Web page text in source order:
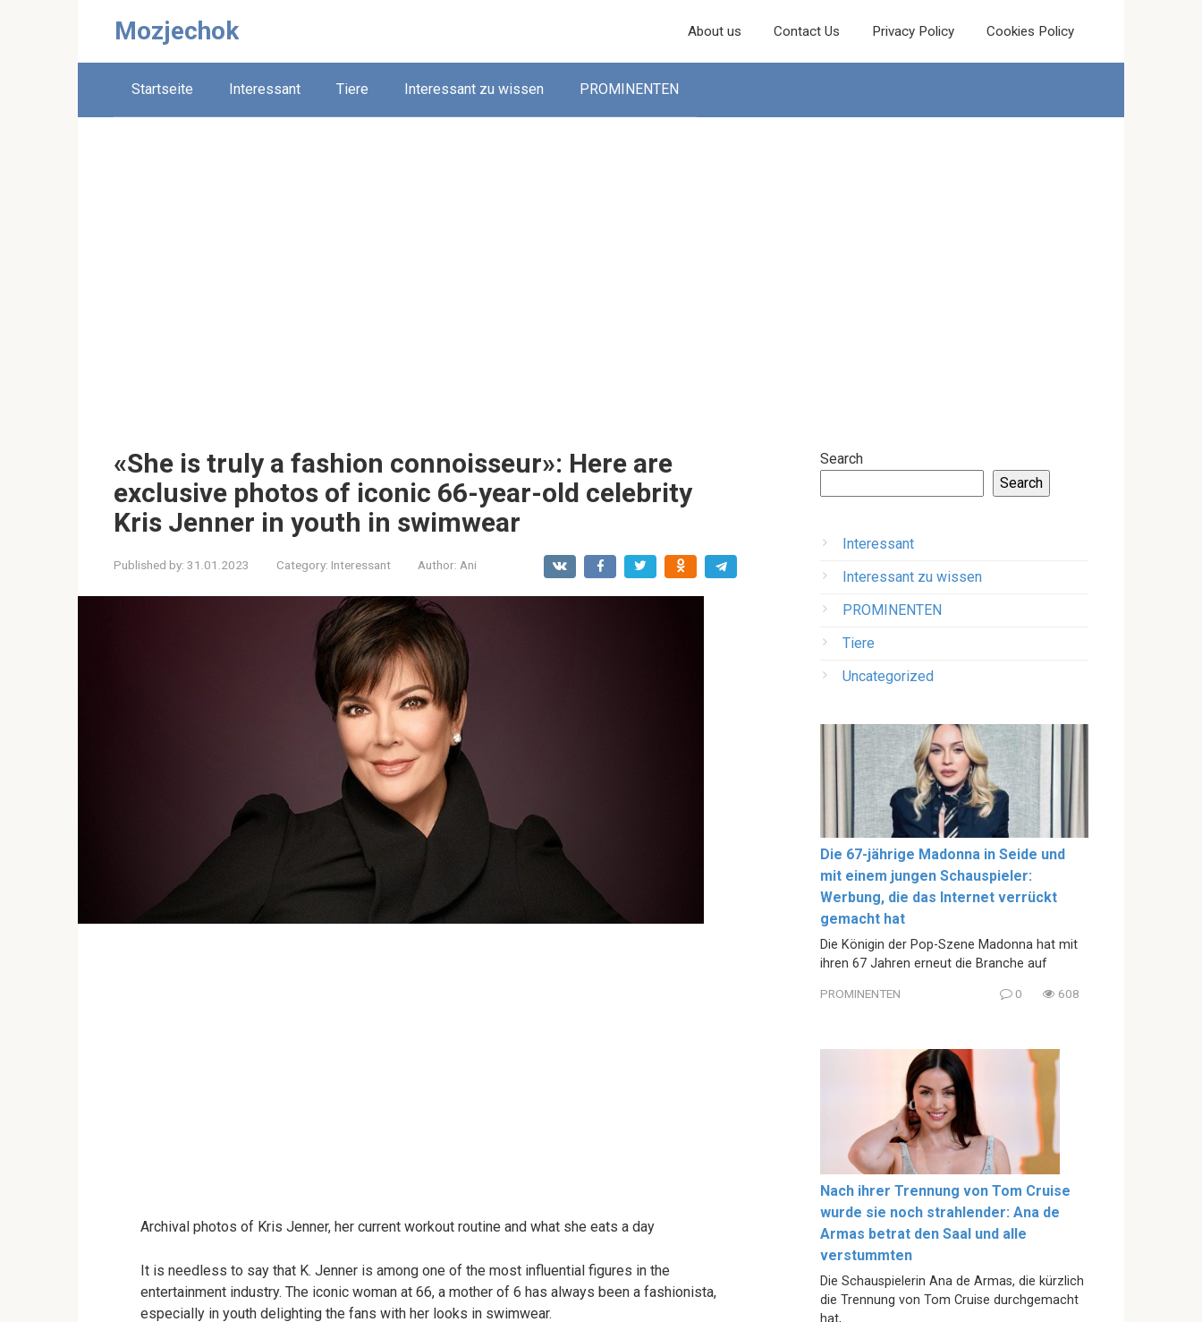
Mozjechok About us Contact Us Privacy Policy Cookies Policy
Startseite Interessant Tiere Interessant zu wissen PROMINENTEN
«She is truly a fashion connoisseur»: Here are
exclusive photos of iconic 66-year-old celebrity
Kris Jenner in youth in swimwear
Published by: 31.01.2023 Category: Interessant Author: Ani
Archival photos of Kris Jenner, her current workout routine and what she eats a day
It is needless to say that K. Jenner is among one of the most influential figures in the
entertainment industry. The iconic woman at 66, a mother of 6 has always been a fashionista,
especially in youth delighting the fans with her looks in swimwear.
Search
Search
Interessant
Interessant zu wissen
PROMINENTEN
Tiere
Uncategorized
Die 67-jährige Madonna in Seide und
mit einem jungen Schauspieler:
Werbung, die das Internet verrückt
gemacht hat
Die Königin der Pop-Szene Madonna hat mit
ihren 67 Jahren erneut die Branche auf
PROMINENTEN 0 608
Nach ihrer Trennung von Tom Cruise
wurde sie noch strahlender: Ana de
Armas betrat den Saal und alle
verstummten
Die Schauspielerin Ana de Armas, die kürzlich
die Trennung von Tom Cruise durchgemacht
hat,